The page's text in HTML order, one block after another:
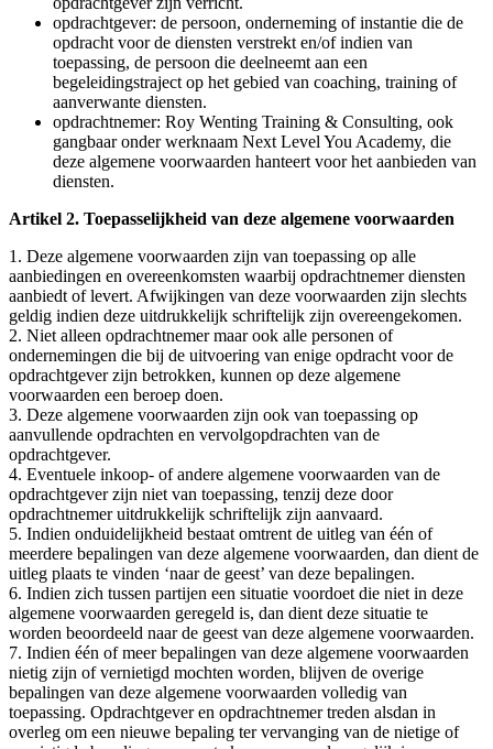
opdrachtgever: de persoon, onderneming of instantie die de
opdracht voor de diensten verstrekt en/of indien van
toepassing, de persoon die deelneemt aan een
begeleidingstraject op het gebied van coaching, training of
aanverwante diensten.
opdrachtnemer: Roy Wenting Training & Consulting, ook
gangbaar onder werknaam Next Level You Academy, die
deze algemene voorwaarden hanteert voor het aanbieden van
diensten.
Artikel 2. Toepasselijkheid van deze algemene voorwaarden
1. Deze algemene voorwaarden zijn van toepassing op alle
aanbiedingen en overeenkomsten waarbij opdrachtnemer diensten
aanbiedt of levert. Afwijkingen van deze voorwaarden zijn slechts
geldig indien deze uitdrukkelijk schriftelijk zijn overeengekomen.
2. Niet alleen opdrachtnemer maar ook alle personen of
ondernemingen die bij de uitvoering van enige opdracht voor de
opdrachtgever zijn betrokken, kunnen op deze algemene
voorwaarden een beroep doen.
3. Deze algemene voorwaarden zijn ook van toepassing op
aanvullende opdrachten en vervolgopdrachten van de
opdrachtgever.
4. Eventuele inkoop- of andere algemene voorwaarden van de
opdrachtgever zijn niet van toepassing, tenzij deze door
opdrachtnemer uitdrukkelijk schriftelijk zijn aanvaard.
5. Indien onduidelijkheid bestaat omtrent de uitleg van één of
meerdere bepalingen van deze algemene voorwaarden, dan dient de
uitleg plaats te vinden ‘naar de geest’ van deze bepalingen.
6. Indien zich tussen partijen een situatie voordoet die niet in deze
algemene voorwaarden geregeld is, dan dient deze situatie te
worden beoordeeld naar de geest van deze algemene voorwaarden.
7. Indien één of meer bepalingen van deze algemene voorwaarden
nietig zijn of vernietigd mochten worden, blijven de overige
bepalingen van deze algemene voorwaarden volledig van
toepassing. Opdrachtgever en opdrachtnemer treden alsdan in
overleg om een nieuwe bepaling ter vervanging van de nietige of